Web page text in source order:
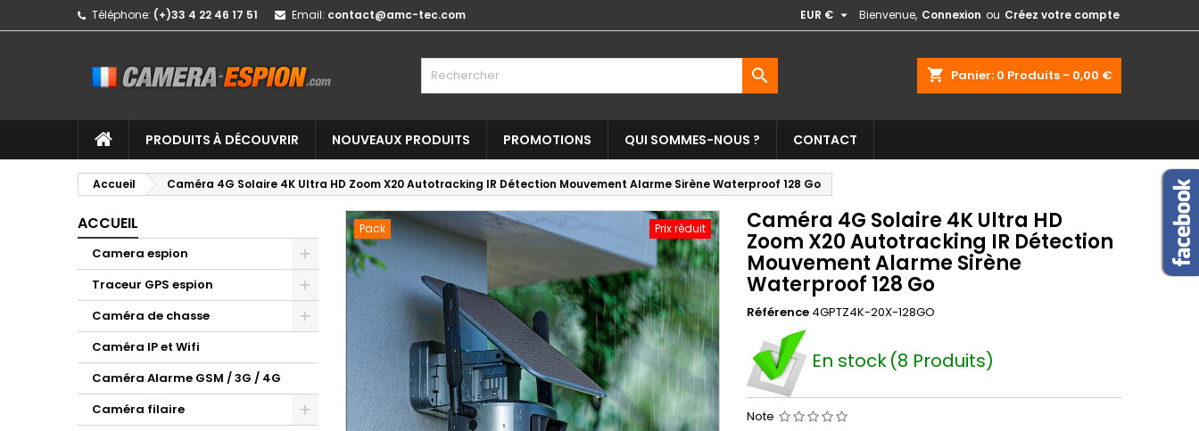
Téléphone: (+)33 4 22 46 17 51 Email: contact@amc-tec.com Bienvenue, Connexion ou Créez votre compte
EUR € 
shopping_cart Panier: 0 Produits - 0,00 €

PRODUITS À DÉCOUVRIR NOUVEAUX PRODUITS PROMOTIONS QUI SOMMES-NOUS ? CONTACT
Accueil Caméra 4G Solaire 4K Ultra HD Zoom X20 Autotracking IR Détection Mouvement Alarme Sirène Waterproof 128 Go
ACCUEIL
Camera espion
Traceur GPS espion
Caméra de chasse
Caméra IP et Wifi
Caméra Alarme GSM / 3G / 4G
Caméra filaire
Pack Prix réduit Caméra 4G Solaire 4K Ultra HD
Zoom X20 Autotracking IR Détection
Mouvement Alarme Sirène
Waterproof 128 Go
Référence 4GPTZ4K-20X-128GO
En stock(8 Produits)
Note